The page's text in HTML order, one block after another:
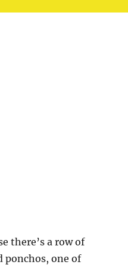
there’s a row of
ponchos, one of